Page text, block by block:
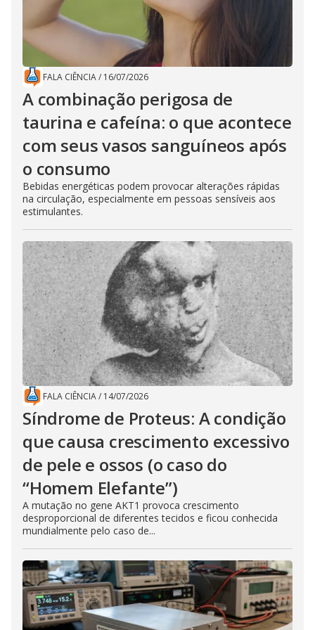
FALA CIÊNCIA/ 16/07/2026
A combinação perigosa de
taurina e cafeína: o que acontece
com seus vasos sanguíneos após
o consumo
Bebidas energéticas podem provocar alterações rápidas
na circulação, especialmente em pessoas sensíveis aos
estimulantes.
FALA CIÊNCIA/ 14/07/2026
Síndrome de Proteus: A condição
que causa crescimento excessivo
de pele e ossos (o caso do
“Homem Elefante”)
A mutação no gene AKT1 provoca crescimento
desproporcional de diferentes tecidos e ficou conhecida
mundialmente pelo caso de...